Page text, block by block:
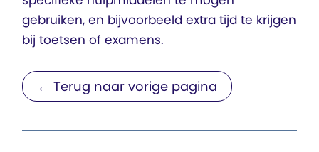
gebruiken, en bijvoorbeeld extra tijd te krijgen
bij toetsen of examens.
← Terug naar vorige pagina